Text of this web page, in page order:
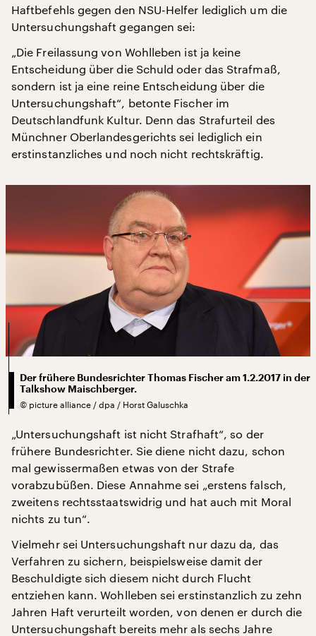
Haftbefehls gegen den NSU-Helfer lediglich um die
Untersuchungshaft gegangen sei:
„Die Freilassung von Wohlleben ist ja keine
Entscheidung über die Schuld oder das Strafmaß,
sondern ist ja eine reine Entscheidung über die
Untersuchungshaft“, betonte Fischer im
Deutschlandfunk Kultur. Denn das Strafurteil des
Münchner Oberlandesgerichts sei lediglich ein
erstinstanzliches und noch nicht rechtskräftig.
Der frühere Bundesrichter Thomas Fischer am 1.2.2017 in der
Talkshow Maischberger.
© picture alliance / dpa / Horst Galuschka
„Untersuchungshaft ist nicht Strafhaft“, so der
frühere Bundesrichter. Sie diene nicht dazu, schon
mal gewissermaßen etwas von der Strafe
vorabzubüßen. Diese Annahme sei „erstens falsch,
zweitens rechtsstaatswidrig und hat auch mit Moral
nichts zu tun“.
Vielmehr sei Untersuchungshaft nur dazu da, das
Verfahren zu sichern, beispielsweise damit der
Beschuldigte sich diesem nicht durch Flucht
entziehen kann. Wohlleben sei erstinstanzlich zu zehn
Jahren Haft verurteilt worden, von denen er durch die
Untersuchungshaft bereits mehr als sechs Jahre